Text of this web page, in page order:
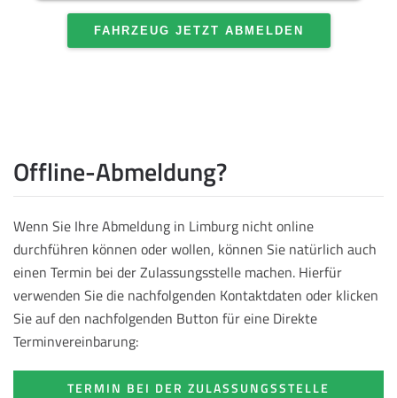
FAHRZEUG JETZT ABMELDEN
Offline-Abmeldung?
Wenn Sie Ihre Abmeldung in Limburg nicht online
durchführen können oder wollen, können Sie natürlich auch
einen Termin bei der Zulassungsstelle machen. Hierfür
verwenden Sie die nachfolgenden Kontaktdaten oder klicken
Sie auf den nachfolgenden Button für eine Direkte
Terminvereinbarung:
TERMIN BEI DER ZULASSUNGSSTELLE